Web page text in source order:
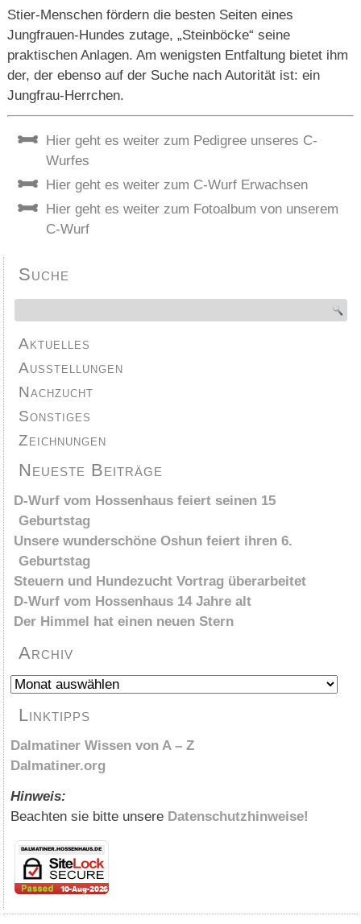
Stier-Menschen fördern die besten Seiten eines
Jungfrauen-Hundes zutage, „Steinböcke“ seine
praktischen Anlagen. Am wenigsten Entfaltung bietet ihm
der, der ebenso auf der Suche nach Autorität ist: ein
Jungfrau-Herrchen.
Hier geht es weiter zum Pedigree unseres C-
Wurfes
Hier geht es weiter zum C-Wurf Erwachsen
Hier geht es weiter zum Fotoalbum von unserem
C-Wurf
Suche
Aktuelles
Ausstellungen
Nachzucht
Sonstiges
Zeichnungen
Neueste Beiträge
D-Wurf vom Hossenhaus feiert seinen 15
Geburtstag
Unsere wunderschöne Oshun feiert ihren 6.
Geburtstag
Steuern und Hundezucht Vortrag überarbeitet
D-Wurf vom Hossenhaus 14 Jahre alt
Der Himmel hat einen neuen Stern
Archiv
Archiv
Linktipps
Dalmatiner Wissen von A – Z
Dalmatiner.org
Hinweis:
Beachten sie bitte unsere Datenschutzhinweise!